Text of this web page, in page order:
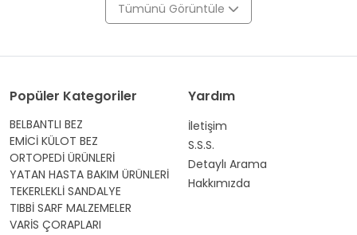
Tümünü Görüntüle
Popüler Kategoriler
BELBANTLI BEZ
EMİCİ KÜLOT BEZ
ORTOPEDİ ÜRÜNLERİ
YATAN HASTA BAKIM ÜRÜNLERİ
TEKERLEKLİ SANDALYE
TIBBİ SARF MALZEMELER
VARİS ÇORAPLARI
Yardım
İletişim
S.S.S.
Detaylı Arama
Hakkımızda